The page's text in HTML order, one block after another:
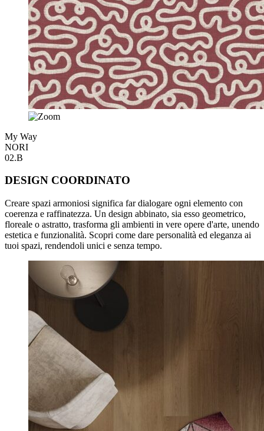
My Way
NORI
02.B
DESIGN COORDINATO
Creare spazi armoniosi significa far dialogare ogni elemento con
coerenza e raffinatezza. Un design abbinato, sia esso geometrico,
floreale o astratto, trasforma gli ambienti in vere opere d'arte, unendo
estetica e funzionalità. Scopri come dare personalità ed eleganza ai
tuoi spazi, rendendoli unici e senza tempo.